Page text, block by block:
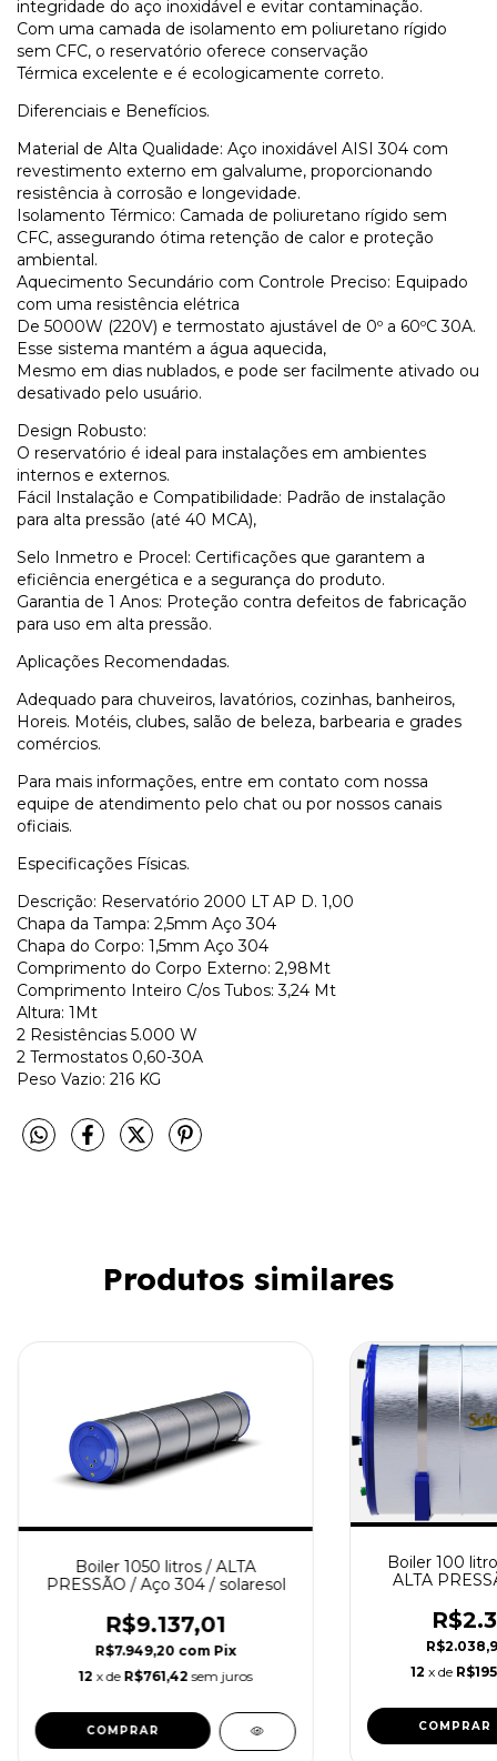
integridade do aço inoxidável e evitar contaminação.
Com uma camada de isolamento em poliuretano rígido
sem CFC, o reservatório oferece conservação
Térmica excelente e é ecologicamente correto.
Diferenciais e Benefícios.
Material de Alta Qualidade: Aço inoxidável AISI 304 com
revestimento externo em galvalume, proporcionando
resistência à corrosão e longevidade.
Isolamento Térmico: Camada de poliuretano rígido sem
CFC, assegurando ótima retenção de calor e proteção
ambiental.
Aquecimento Secundário com Controle Preciso: Equipado
com uma resistência elétrica
De 5000W (220V) e termostato ajustável de 0º a 60ºC 30A.
Esse sistema mantém a água aquecida,
Mesmo em dias nublados, e pode ser facilmente ativado ou
desativado pelo usuário.
Design Robusto:
O reservatório é ideal para instalações em ambientes
internos e externos.
Fácil Instalação e Compatibilidade: Padrão de instalação
para alta pressão (até 40 MCA),
Selo Inmetro e Procel: Certificações que garantem a
eficiência energética e a segurança do produto.
Garantia de 1 Anos: Proteção contra defeitos de fabricação
para uso em alta pressão.
Aplicações Recomendadas.
Adequado para chuveiros, lavatórios, cozinhas, banheiros,
Horeis. Motéis, clubes, salão de beleza, barbearia e grades
comércios.
Para mais informações, entre em contato com nossa
equipe de atendimento pelo chat ou por nossos canais
oficiais.
Especificações Físicas.
Descrição: Reservatório 2000 LT AP D. 1,00
Chapa da Tampa: 2,5mm Aço 304
Chapa do Corpo: 1,5mm Aço 304
Comprimento do Corpo Externo: 2,98Mt
Comprimento Inteiro C/os Tubos: 3,24 Mt
Altura: 1Mt
2 Resistências 5.000 W
2 Termostatos 0,60-30A
Peso Vazio: 216 KG
Produtos similares
Boiler 1050 litros / ALTA
PRESSÃO / Aço 304 / solaresol
R$9.137,01
R$7.949,20 com Pix
12 x de R$761,42 sem juros
Boiler 100
ALTA
12 x de